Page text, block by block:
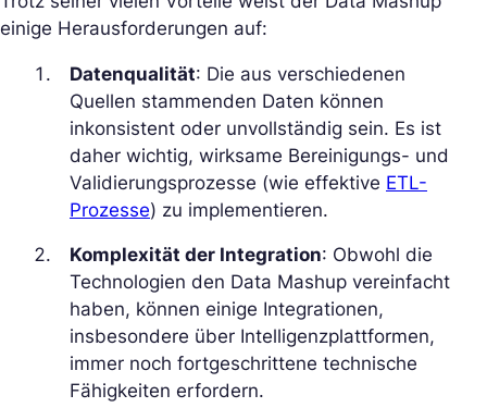
einige Herausforderungen auf:
Datenqualität: Die aus verschiedenen
Quellen stammenden Daten können
inkonsistent oder unvollständig sein. Es ist
daher wichtig, wirksame Bereinigungs- und
Validierungsprozesse (wie effektive ETL-
Prozesse) zu implementieren.
Komplexität der Integration: Obwohl die
Technologien den Data Mashup vereinfacht
haben, können einige Integrationen,
insbesondere über Intelligenzplattformen,
immer noch fortgeschrittene technische
Fähigkeiten erfordern.